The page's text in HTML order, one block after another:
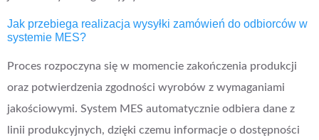
Jak przebiega realizacja wysyłki zamówień do odbiorców w
systemie MES?
Proces rozpoczyna się w momencie zakończenia produkcji
oraz potwierdzenia zgodności wyrobów z wymaganiami
jakościowymi. System MES automatycznie odbiera dane z
linii produkcyjnych, dzięki czemu informacje o dostępności